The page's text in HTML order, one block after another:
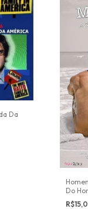
Da
Do
Amor